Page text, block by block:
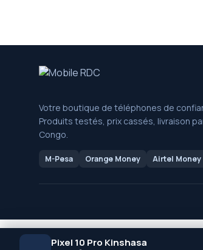
Pixel 10 Pro Kinshasa
Votre boutique de téléphones de
Produits testés, prix cassés, livraison
Congo.
M-Pesa Orange Money Airtel Money
MOBILE RDC